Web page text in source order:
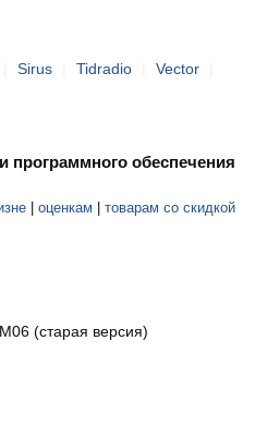
Sirus Tidradio Vector
программного обеспечения
оценкам товарам со скидкой
(старая версия)